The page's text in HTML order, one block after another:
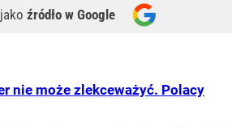
źródło w Google
nie może zlekceważyć. Polacy